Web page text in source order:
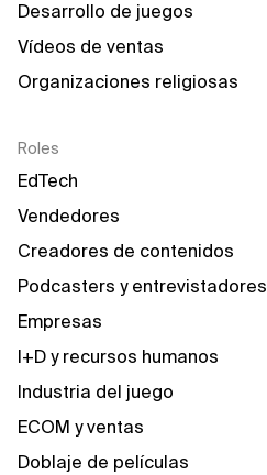
Desarrollo de juegos
Vídeos de ventas
Organizaciones religiosas
Roles
EdTech
Vendedores
Creadores de contenidos
Podcasters y entrevistadores
Empresas
I+D y recursos humanos
Industria del juego
ECOM y ventas
Doblaje de películas